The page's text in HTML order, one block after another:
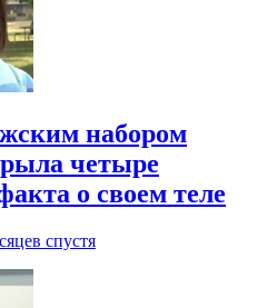
набором
четыре
о своем теле
спустя